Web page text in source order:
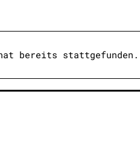
bereits stattgefunden.